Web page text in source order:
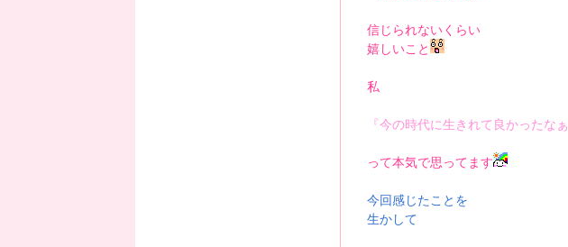
信じられないくらい
嬉しいこと
私
『今の時代に生きれて良かったなぁ
って本気で思ってます
今回感じたことを
生かして